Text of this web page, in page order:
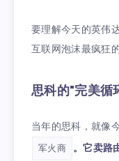
要理解今天的英伟
互联网泡沫最疯狂
思科的"完美循
当年的思科，就像
军火商
。它卖路